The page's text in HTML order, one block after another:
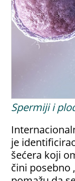
Spermiji i
je
šećera koji
čini posebno